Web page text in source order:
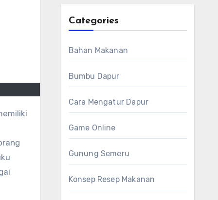
Categories
Bahan Makanan
Bumbu Dapur
Cara Mengatur Dapur
Game Online
Gunung Semeru
Konsep Resep Makanan